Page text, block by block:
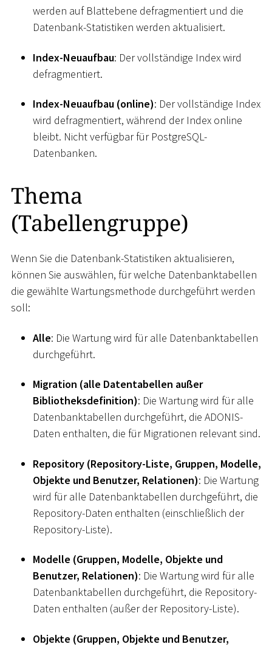
werden auf Blattebene defragmentiert und die
Datenbank-Statistiken werden aktualisiert.
Index-Neuaufbau: Der vollständige Index wird
defragmentiert.
Index-Neuaufbau (online): Der vollständige Index
wird defragmentiert, während der Index online
bleibt. Nicht verfügbar für PostgreSQL-
Datenbanken.
Thema
(Tabellengruppe)
Wenn Sie die Datenbank-Statistiken aktualisieren,
können Sie auswählen, für welche Datenbanktabellen
die gewählte Wartungsmethode durchgeführt werden
soll:
Alle: Die Wartung wird für alle Datenbanktabellen
durchgeführt.
Migration (alle Datentabellen außer
Bibliotheksdefinition): Die Wartung wird für alle
Datenbanktabellen durchgeführt, die ADONIS-
Daten enthalten, die für Migrationen relevant sind.
Repository (Repository-Liste, Gruppen, Modelle,
Objekte und Benutzer, Relationen): Die Wartung
wird für alle Datenbanktabellen durchgeführt, die
Repository-Daten enthalten (einschließlich der
Repository-Liste).
Modelle (Gruppen, Modelle, Objekte und
Benutzer, Relationen): Die Wartung wird für alle
Datenbanktabellen durchgeführt, die Repository-
Daten enthalten (außer der Repository-Liste).
Objekte (Gruppen, Objekte und Benutzer,